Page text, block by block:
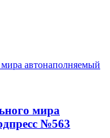
мира
№563